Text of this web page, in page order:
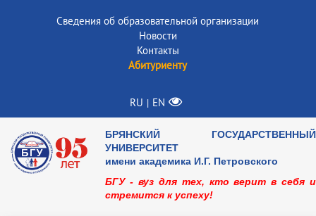
Сведения об образовательной организации
Новости
Контакты
Абитуриенту
RU | EN
БРЯНСКИЙ ГОСУДАРСТВЕННЫЙ
УНИВЕРСИТЕТ
имени академика И.Г. Петровского
БГУ - вуз для тех, кто верит в себя и
стремится к успеху!